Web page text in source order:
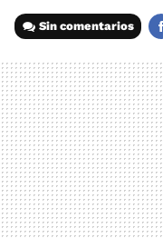
Sin comentarios